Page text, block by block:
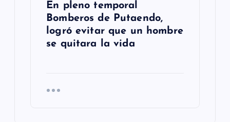
En pleno temporal
Bomberos de Putaendo,
logró evitar que un hombre
se quitara la vida